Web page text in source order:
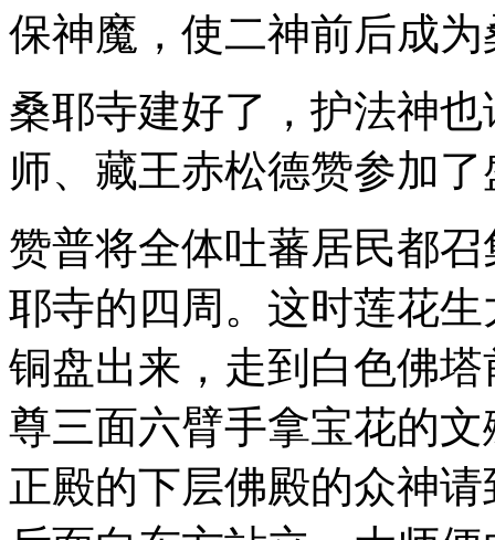
保神魔，使二神前后成
桑耶寺建好了，护法神
师、藏王赤松德赞参加
赞普将全体吐蕃居民都
耶寺的四周。这时莲花
铜盘出来，走到白色佛
尊三面六臂手拿宝花的
正殿的下层佛殿的众神